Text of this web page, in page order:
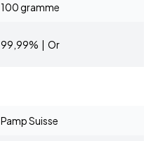
100 gramme
99,99% | Or
Pamp Suisse